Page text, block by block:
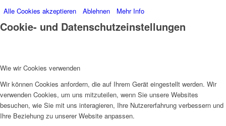
Alle Cookies akzeptieren
Ablehnen Mehr Info
Cookie- und Datenschutzeinstellungen
Wie wir Cookies verwenden
Wir können Cookies anfordern, die auf Ihrem Gerät eingestellt werden. Wir
verwenden Cookies, um uns mitzuteilen, wenn Sie unsere Websites
besuchen, wie Sie mit uns interagieren, Ihre Nutzererfahrung verbessern und
Ihre Beziehung zu unserer Website anpassen.